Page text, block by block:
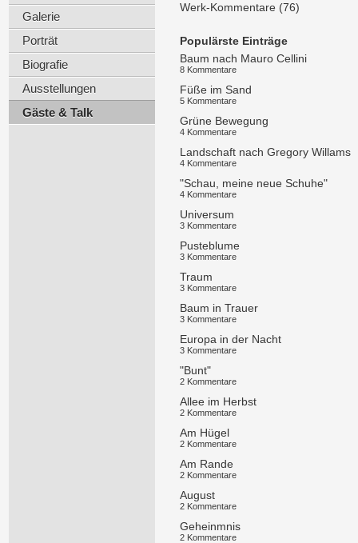
Galerie
Porträt
Biografie
Ausstellungen
Gäste & Talk
Werk-Kommentare (76)
Populärste Einträge
Baum nach Mauro Cellini
8 Kommentare
Füße im Sand
5 Kommentare
Grüne Bewegung
4 Kommentare
Landschaft nach Gregory Willams
4 Kommentare
"Schau, meine neue Schuhe"
4 Kommentare
Universum
3 Kommentare
Pusteblume
3 Kommentare
Traum
3 Kommentare
Baum in Trauer
3 Kommentare
Europa in der Nacht
3 Kommentare
"Bunt"
2 Kommentare
Allee im Herbst
2 Kommentare
Am Hügel
2 Kommentare
Am Rande
2 Kommentare
August
2 Kommentare
Geheinmnis
2 Kommentare